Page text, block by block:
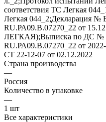
соответствия ТС Легкая
Легкая 044_2;Декларация
RU.РА09.В.07270_22 от
ЛЕГКАЯ);Выписка по ДС
RU.РА09.В.07270_22 от
СТ 22-12-07 от 02.12.2022
Страна производства
—
Россия
Количество в упаковке
—
1 шт
Все характеристики